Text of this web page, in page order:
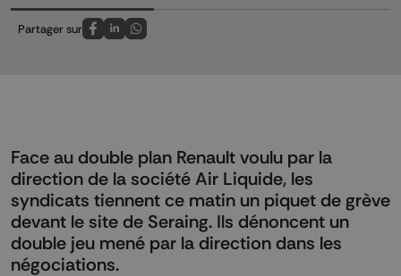
Partager sur
Partagez sur FaceBook
Partagez sur LinkedIn
Partagez sur Whatsapp
Face au double plan Renault voulu par la
direction de la société Air Liquide, les
syndicats tiennent ce matin un piquet de grève
devant le site de Seraing. Ils dénoncent un
double jeu mené par la direction dans les
négociations.